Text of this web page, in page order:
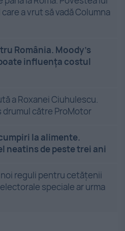
a vrut să vadă Columna
România. Moody’s
influența costul
a Roxanei Ciuhulescu.
drumul către ProMotor
la alimente.
neatins de peste trei ani
reguli pentru cetățenii
speciale ar urma